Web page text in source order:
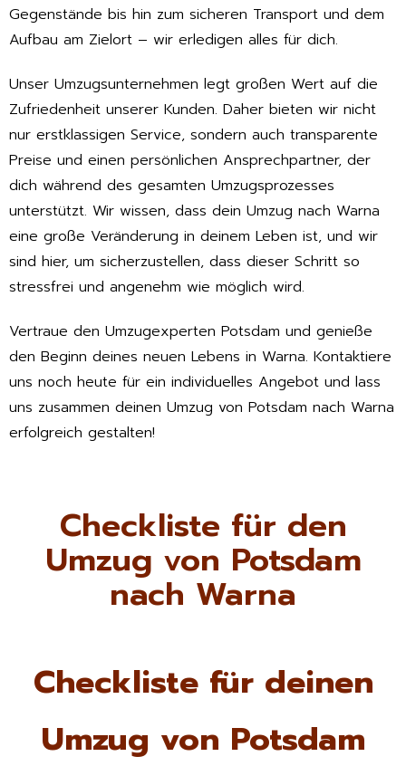
Gegenstände bis hin zum sicheren Transport und dem
Aufbau am Zielort – wir erledigen alles für dich.
Unser Umzugsunternehmen legt großen Wert auf die
Zufriedenheit unserer Kunden. Daher bieten wir nicht
nur erstklassigen Service, sondern auch transparente
Preise und einen persönlichen Ansprechpartner, der
dich während des gesamten Umzugsprozesses
unterstützt. Wir wissen, dass dein Umzug nach Warna
eine große Veränderung in deinem Leben ist, und wir
sind hier, um sicherzustellen, dass dieser Schritt so
stressfrei und angenehm wie möglich wird.
Vertraue den Umzugexperten Potsdam und genieße
den Beginn deines neuen Lebens in Warna. Kontaktiere
uns noch heute für ein individuelles Angebot und lass
uns zusammen deinen Umzug von Potsdam nach Warna
erfolgreich gestalten!
Checkliste für den
Umzug von Potsdam
nach Warna
Checkliste für deinen
Umzug von Potsdam